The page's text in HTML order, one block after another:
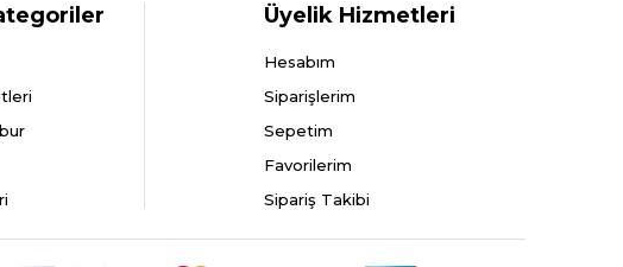
Üyelik Hizmetleri
Hesabım
Siparişlerim
Sepetim
Favorilerim
Sipariş Takibi